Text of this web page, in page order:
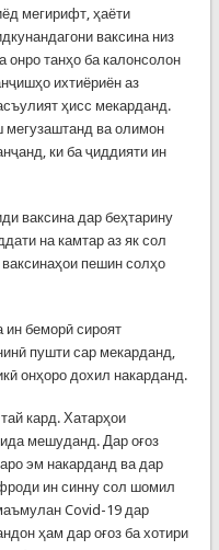
мегирифт, ҳаёти
ваксина низ
онро танҳо ба калонсолон
ихтиёриён аз
ҳисс мекарданд.
мегузаштанд ва олимон
ки ба ҷиддияти ин
ваксина дар беҳтарину
на камтар аз як сол
пешин солҳо
беморӣ сироят
пушти сар мекарданд,
онҳоро дохил накарданд.
кард. Хатарҳои
мешуданд. Дар оғоз
эм накарданд ва дар
ин синну сол шомил
Covid-19 дар
ҳам дар оғоз ба хотири